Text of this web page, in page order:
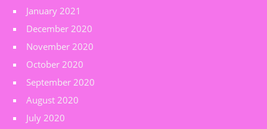
January 2021
December 2020
November 2020
October 2020
September 2020
August 2020
July 2020